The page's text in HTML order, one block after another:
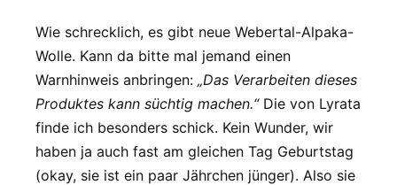
Wie schrecklich, es gibt neue Webertal-Alpaka-
Wolle. Kann da bitte mal jemand einen
Warnhinweis anbringen: „Das Verarbeiten dieses
Produktes kann süchtig machen.“Die von Lyrata
finde ich besonders schick. Kein Wunder, wir
haben ja auch fast am gleichen Tag Geburtstag
(okay, sie ist ein paar Jährchen jünger). Also sie